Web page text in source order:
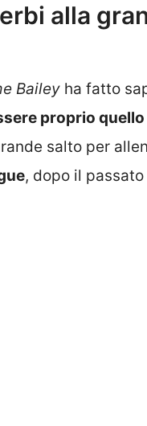
alla
Bailey ha fatto
proprio
salto per
, dopo il